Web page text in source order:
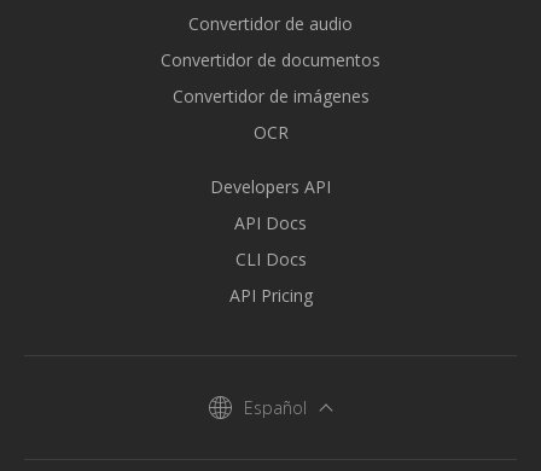
Convertidor de audio
Convertidor de documentos
Convertidor de imágenes
OCR
Developers API
API Docs
CLI Docs
API Pricing
Español